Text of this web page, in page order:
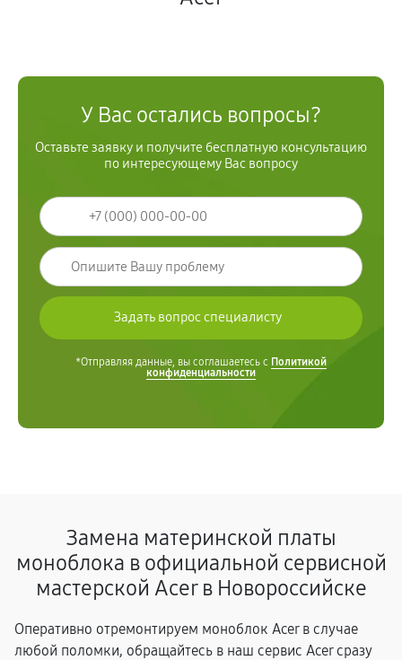
У Вас остались вопросы?
Оставьте заявку и получите бесплатную консультацию
по интересующему Вас вопросу
*Отправляя данные, вы соглашаетесь с Политикой
конфиденциальности
Замена материнской платы
моноблока в официальной сервисной
мастерской Acer в Новороссийске
Оперативно отремонтируем моноблок Acer в случае
любой поломки, обращайтесь в наш сервис Acer сразу